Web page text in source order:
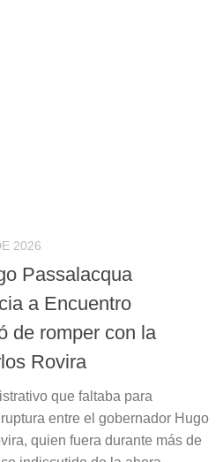
2026
Passalacqua
a Encuentro
de romper con la
Rovira
que faltaba para
entre el gobernador Hugo
quien fuera durante más de